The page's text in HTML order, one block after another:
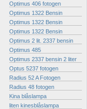
Optimus 406 fotogen
Optimus 1322 Bensin
Optimus 1322 Bensin
Optimus 1322 Bensin
Optimus 2 lit. 2337 bensin
Optimus 485
Optimus 2337 bensin 2 liter
Optus 5237 fotogen
Radius 52 A Fotogen
Radius 48 fotogen
Kina blåslampa
liten kinesblåslampa